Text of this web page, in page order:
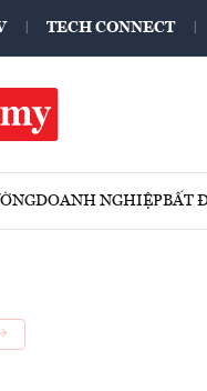
TECH CONNECT
DOANH NGHIỆPBẤT